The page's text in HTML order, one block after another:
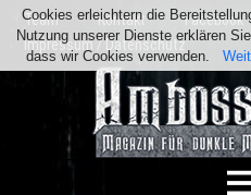
Team Kontakt Facebook
Impressum / Datenschutz
Cookies erleichtern die
Nutzung unserer Dienste erklären
dass wir Cookies verwenden.